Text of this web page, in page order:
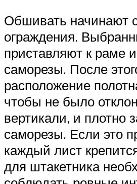
Обшивать начинают
ограждения.
приставляют к раме
саморезы. После
расположение
чтобы не было
вертикали, и плотно
саморезы. Если это
каждый лист
для штакетника